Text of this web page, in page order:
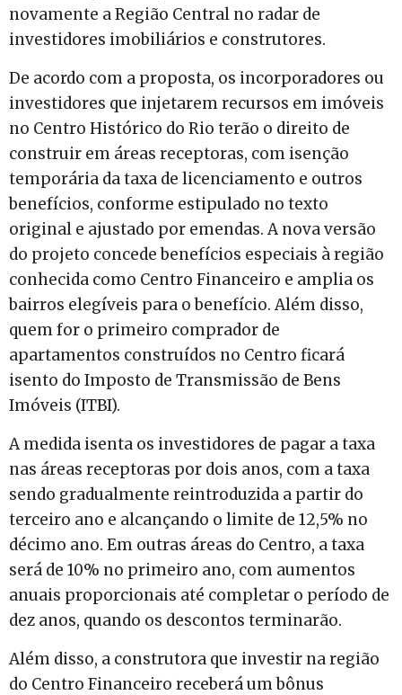
novamente a Região Central no radar de
investidores imobiliários e construtores.
De acordo com a proposta, os incorporadores ou
investidores que injetarem recursos em imóveis
no Centro Histórico do Rio terão o direito de
construir em áreas receptoras, com isenção
temporária da taxa de licenciamento e outros
benefícios, conforme estipulado no texto
original e ajustado por emendas. A nova versão
do projeto concede benefícios especiais à região
conhecida como Centro Financeiro e amplia os
bairros elegíveis para o benefício. Além disso,
quem for o primeiro comprador de
apartamentos construídos no Centro ficará
isento do Imposto de Transmissão de Bens
Imóveis (ITBI).
A medida isenta os investidores de pagar a taxa
nas áreas receptoras por dois anos, com a taxa
sendo gradualmente reintroduzida a partir do
terceiro ano e alcançando o limite de 12,5% no
décimo ano. Em outras áreas do Centro, a taxa
será de 10% no primeiro ano, com aumentos
anuais proporcionais até completar o período de
dez anos, quando os descontos terminarão.
Além disso, a construtora que investir na região
do Centro Financeiro receberá um bônus